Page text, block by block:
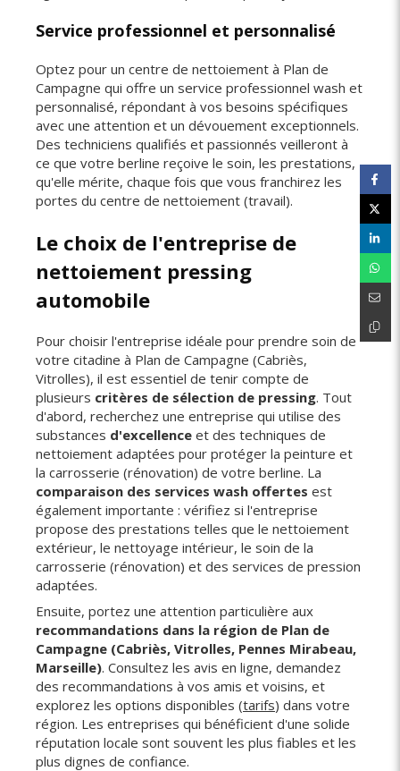
Service professionnel et personnalisé
Optez pour un centre de nettoiement à Plan de
Campagne qui offre un service professionnel wash et
personnalisé, répondant à vos besoins spécifiques
avec une attention et un dévouement exceptionnels.
Des techniciens qualifiés et passionnés veilleront à
ce que votre berline reçoive le soin, les prestations,
qu'elle mérite, chaque fois que vous franchirez les
portes du centre de nettoiement (travail).
Le choix de l'entreprise de
nettoiement pressing
automobile
Pour choisir l'entreprise idéale pour prendre soin de
votre citadine à Plan de Campagne (Cabriès,
Vitrolles), il est essentiel de tenir compte de
plusieurs critères de sélection de pressing. Tout
d'abord, recherchez une entreprise qui utilise des
substances d'excellence et des techniques de
nettoiement adaptées pour protéger la peinture et
la carrosserie (rénovation) de votre berline. La
comparaison des services wash offertes est
également importante : vérifiez si l'entreprise
propose des prestations telles que le nettoiement
extérieur, le nettoyage intérieur, le soin de la
carrosserie (rénovation) et des services de pression
adaptées.
Ensuite, portez une attention particulière aux
recommandations dans la région de Plan de
Campagne (Cabriès, Vitrolles, Pennes Mirabeau,
Marseille). Consultez les avis en ligne, demandez
des recommandations à vos amis et voisins, et
explorez les options disponibles (tarifs) dans votre
région. Les entreprises qui bénéficient d'une solide
réputation locale sont souvent les plus fiables et les
plus dignes de confiance.